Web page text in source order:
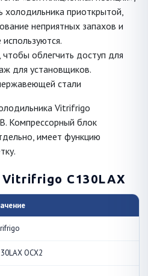
приоткрытой,
неприятных запахов и
облегчить доступ для
для установщиков.
стали
Vitrifrigo
Компрессорный блок
имеет функцию
C130LAX
OCX2